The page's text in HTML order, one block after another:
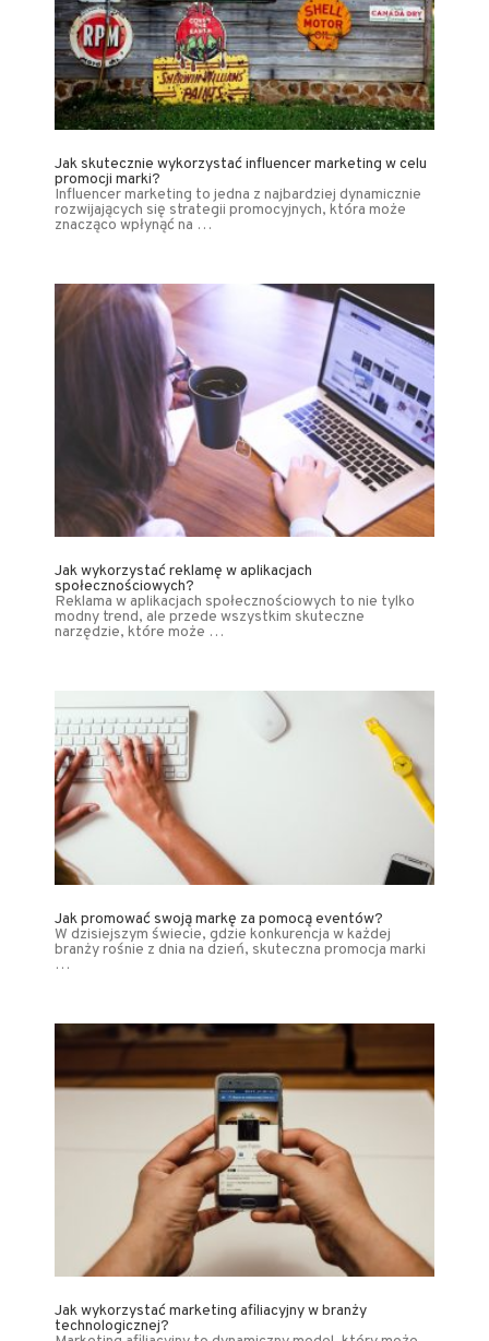
Jak skutecznie wykorzystać influencer marketing w celu
promocji marki?
Influencer marketing to jedna z najbardziej dynamicznie
rozwijających się strategii promocyjnych, która może
znacząco wpłynąć na …
Jak wykorzystać reklamę w aplikacjach
społecznościowych?
Reklama w aplikacjach społecznościowych to nie tylko
modny trend, ale przede wszystkim skuteczne
narzędzie, które może …
Jak promować swoją markę za pomocą eventów?
W dzisiejszym świecie, gdzie konkurencja w każdej
branży rośnie z dnia na dzień, skuteczna promocja marki
…
Jak wykorzystać marketing afiliacyjny w branży
technologicznej?